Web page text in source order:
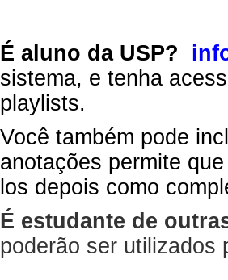
É aluno da USP?
sistema, e tenha
playlists.
Você também pode
anotações permite
los depois como
É estudante de
poderão ser utilizados